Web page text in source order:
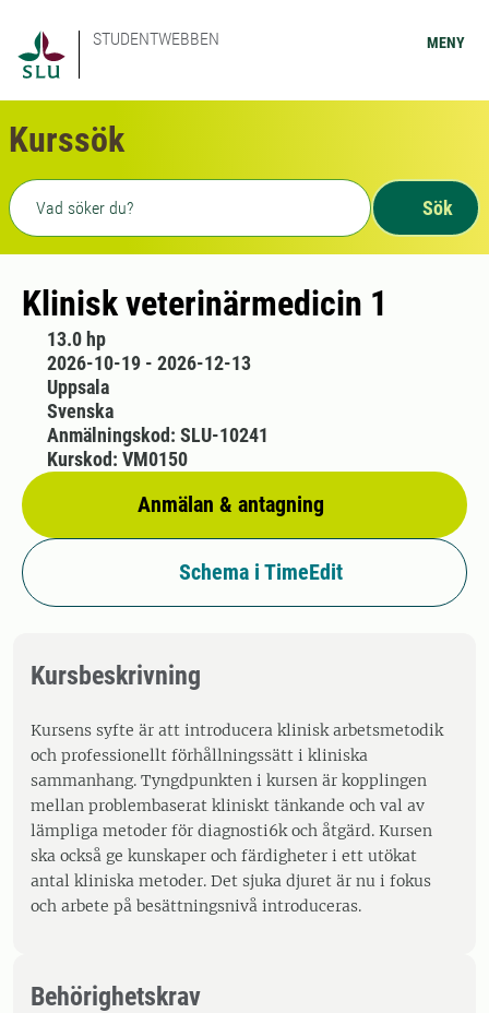
STUDENTWEBBEN MENY
Kurssök
Fritext sökning
Sök
Klinisk veterinärmedicin 1
13.0 hp
2026-10-19 - 2026-12-13
Uppsala
Svenska
Anmälan & antagning
Anmälningskod: SLU-10241
Kurskod: VM0150
Schema i TimeEdit
Kursbeskrivning
Kursens syfte är att introducera klinisk arbetsmetodik
och professionellt förhållningssätt i kliniska
sammanhang. Tyngdpunkten i kursen är kopplingen
mellan problembaserat kliniskt tänkande och val av
lämpliga metoder för diagnosti6k och åtgärd. Kursen
ska också ge kunskaper och färdigheter i ett utökat
antal kliniska metoder. Det sjuka djuret är nu i fokus
och arbete på besättningsnivå introduceras.
Behörighetskrav